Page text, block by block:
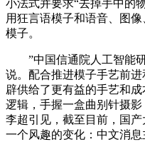
小法式并要求“去掉手中的
用狂言语模子和语音、图
模子。
”中国信通院人工智能研
说。配合推进模子手艺前
辟供给了更有益的手艺和
逻辑，手握一盒曲别针摄
李超引见，截至目前，国
一个风趣的变化：中文消